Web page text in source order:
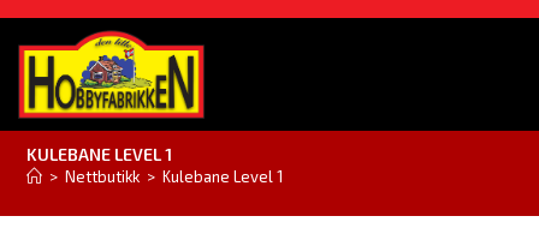
KULEBANE LEVEL 1
> Nettbutikk > Kulebane Level 1